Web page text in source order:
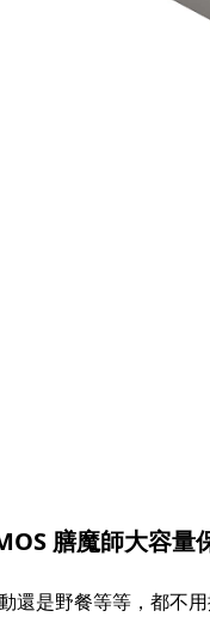
膳魔師大容
還是野餐等等，都不